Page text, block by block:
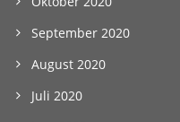
September 2020
August 2020
Juli 2020